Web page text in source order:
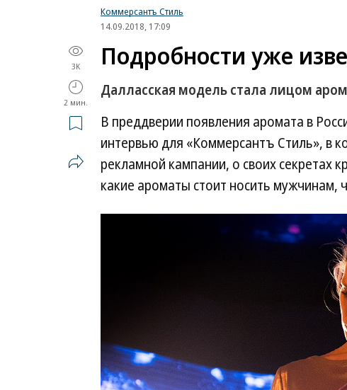
Коммерсантъ Стиль
14.09.2018, 17:09
3K
2 мин.
Подробности уже
Далласская модель стала лицом
В преддверии появления аромата в
интервью для «Коммерсантъ Стиль», в
рекламной кампании, о своих секретах
какие ароматы стоит носить мужчинам,